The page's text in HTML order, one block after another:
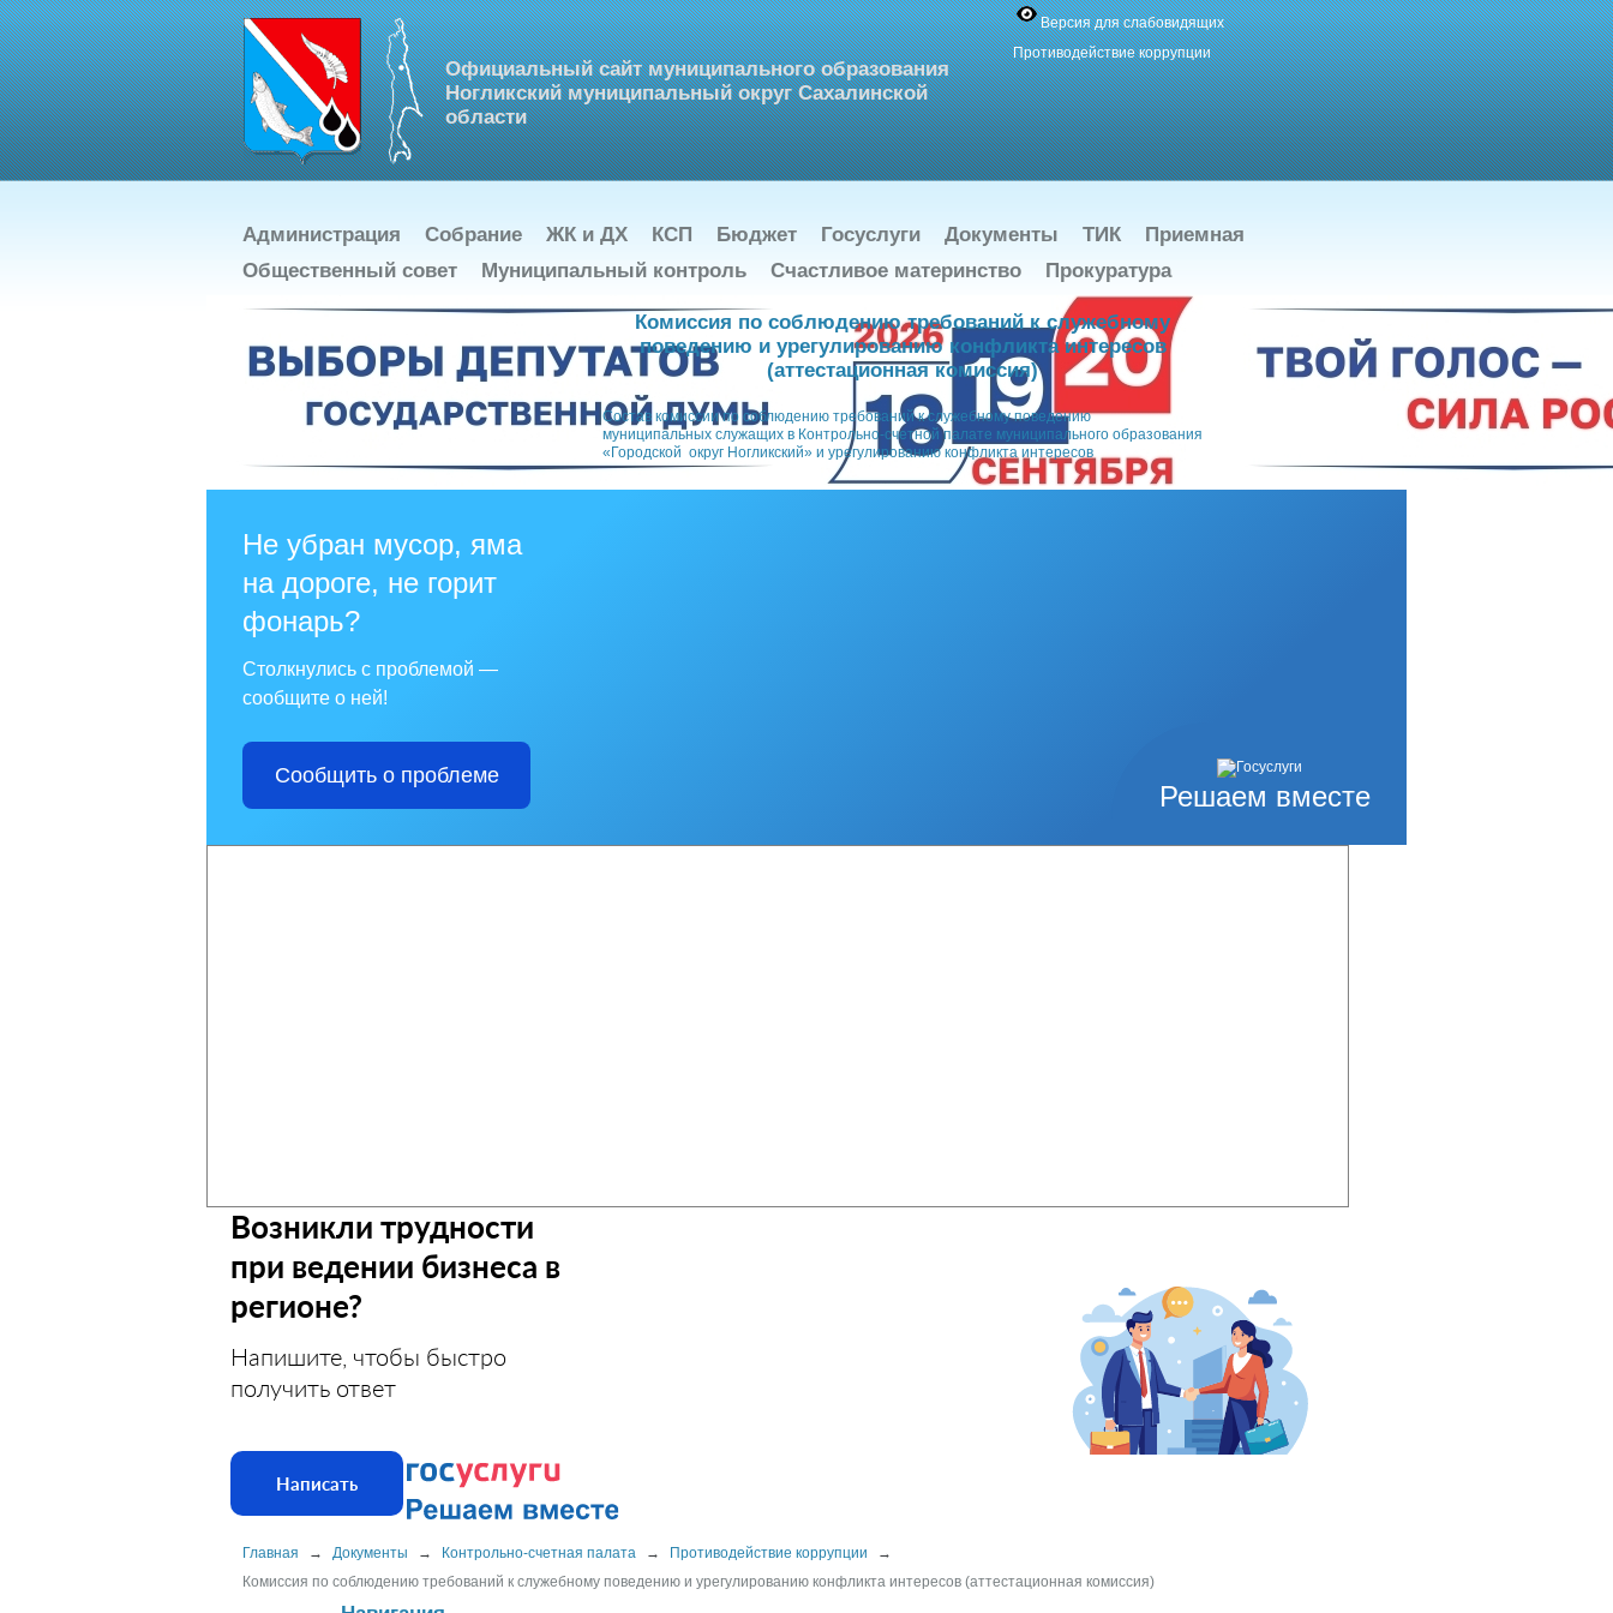
Официальный сайт муниципального образования
Ногликский муниципальный округ Сахалинской
области
Версия для слабовидящих
Противодействие коррупции
Администрация Собрание ЖК и ДХ КСП Бюджет Госуслуги Документы ТИК
Приемная
Общественный совет
Муниципальный контроль Счастливое материнство Прокуратура
Решаем вместе
Не убран мусор, яма
на дороге, не горит
фонарь?
Столкнулись с проблемой —
сообщите о ней!
Сообщить о проблеме
Возникли трудности
при ведении бизнеса в
регионе?
Напишите, чтобы быстро
получить ответ
Написать
Главная → Документы → Контрольно-счетная палата → Противодействие коррупции
→
Комиссия по соблюдению требований к служебному поведению и урегулированию конфликта интересов (аттестационная комиссия)
Комиссия по соблюдению требований к служебному
поведению и урегулированию конфликта интересов
(аттестационная комиссия)
Состав комиссии по соблюдению требований к служебному поведению
муниципальных служащих в Контрольно-счетной палате муниципального образования
«Городской округ Ногликский» и урегулированию конфликта интересов